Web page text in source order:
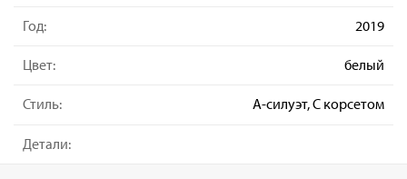
Год: 2019
Цвет: белый
Стиль: А-силуэт, С корсетом
Детали: